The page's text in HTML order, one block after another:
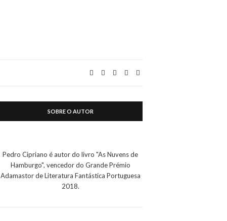
SOBRE O AUTOR
Pedro Cipriano é autor do livro "As Nuvens de
Hamburgo", vencedor do Grande Prémio
Adamastor de Literatura Fantástica Portuguesa
2018.